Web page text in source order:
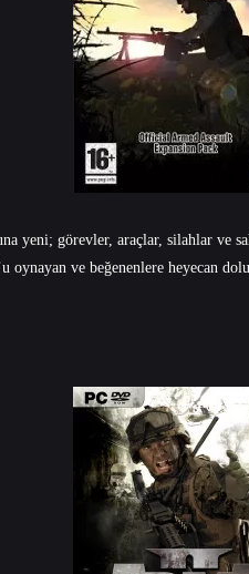
yeni; görevler, araçlar, silahlar ve
oynayan ve beğenenlere heyecan